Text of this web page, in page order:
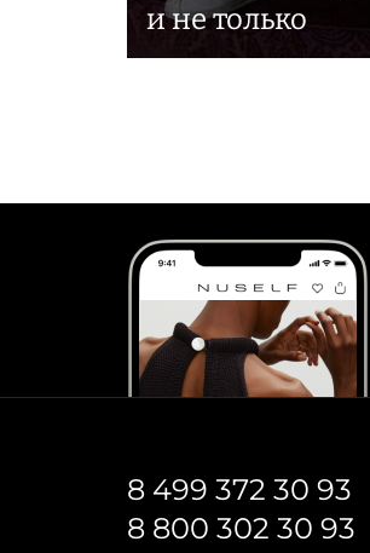
и не только
8 499 372 30 93
8 800 302 30 93